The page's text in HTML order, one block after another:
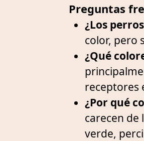
Preguntas
¿Los
color, pero
¿Qué
receptores
¿Por qué
carecen
verde,